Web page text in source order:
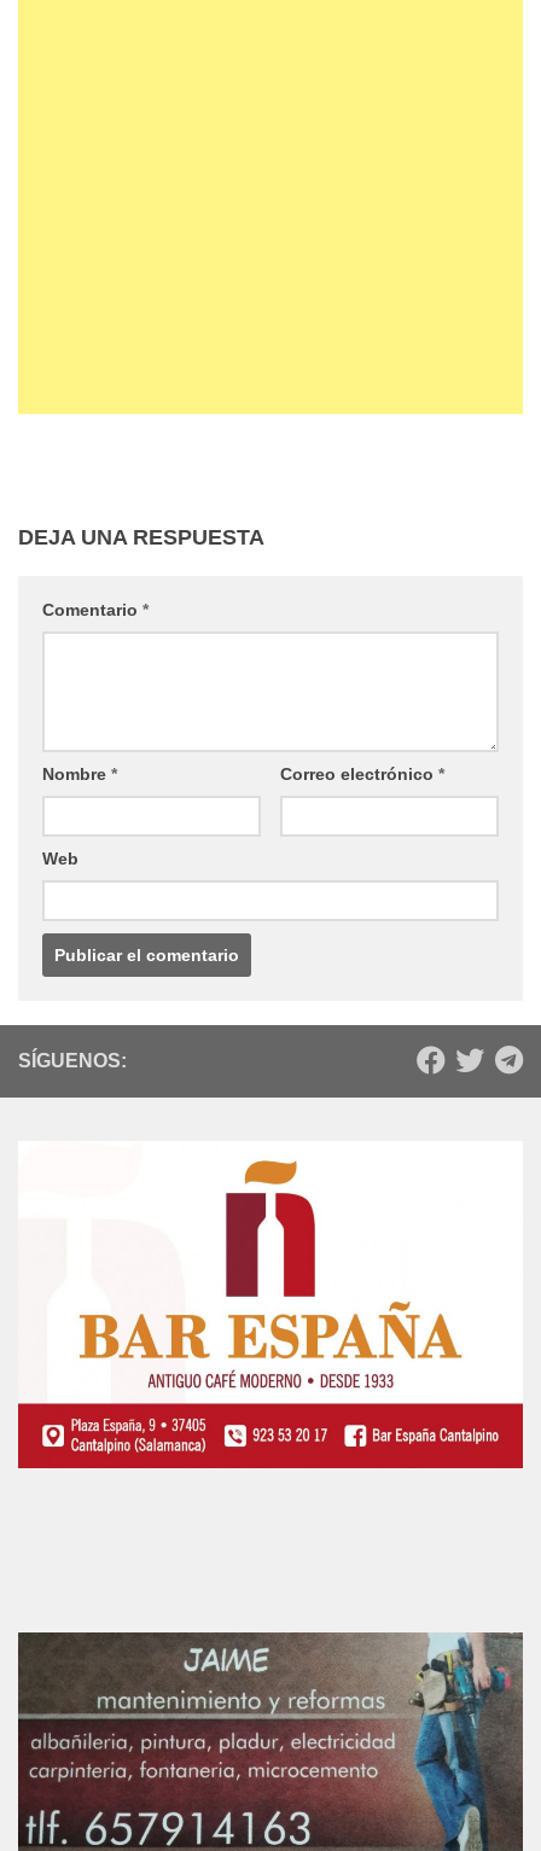
DEJA UNA RESPUESTA
Comentario *
Nombre * Correo electrónico *
Web
SÍGUENOS: